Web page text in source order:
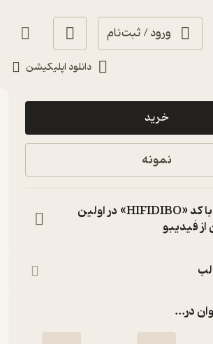
ورود / ثبت‌نام
دانلود اپلیکیشن
8,000
خرید
نمونه
تخفیف با کد «HIFIDIBO» در اولین
از فیدیبو
در...